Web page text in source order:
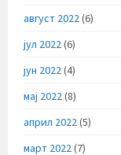
август 2022 (6)
јул 2022 (6)
јун 2022 (4)
мај 2022 (8)
април 2022 (5)
март 2022 (7)